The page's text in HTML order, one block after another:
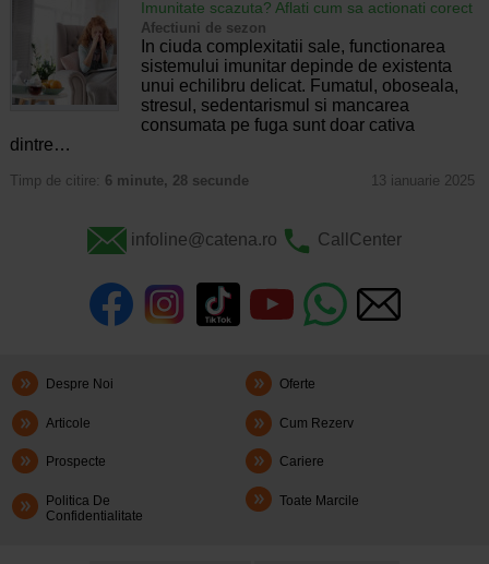
Imunitate scazuta? Aflati cum sa actionati corect
Afectiuni de sezon
In ciuda complexitatii sale, functionarea
sistemului imunitar depinde de existenta
unui echilibru delicat. Fumatul, oboseala,
stresul, sedentarismul si mancarea
consumata pe fuga sunt doar cativa
dintre…
Timp de citire: 6 minute, 28 secunde 13 ianuarie 2025
infoline@catena.ro CallCenter
Despre Noi Oferte
Articole Cum Rezerv
Prospecte Cariere
Politica De
Confidentialitate
Toate Marcile